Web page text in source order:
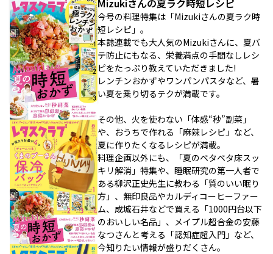
Mizukiさんの夏ラク時短レシピ
今号の料理特集は「Mizukiさんの夏ラク時
短レシピ」。
本誌連載でも大人気のMizukiさんに、夏バ
テ防止にもなる、栄養満点の手間なしレシ
ピをたっぷり教えていただきました!
レンチンおかずやワンパンパスタなど、暑
い夏を乗り切るテクが満載です。
その他、火を使わない「体感“秒”副菜」
や、おうちで作れる「麻辣レシピ」など、
夏に作りたくなるレシピが満載。
料理企画以外にも、「夏のベタベタ床スッ
キリ解消」特集や、睡眠研究の第一人者で
ある柳沢正史先生に教わる「質のいい眠り
方」、無印良品やカルディコーヒーファー
ム、成城石井などで買える「1000円台以下
のおいしい名品」、メイプル超合金の安藤
なつさんと考える「認知症超入門」など、
今知りたい情報が盛りだくさん。